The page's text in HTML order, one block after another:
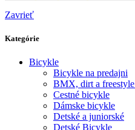
Zavrieť
Kategórie
Bicykle
Bicykle na predajni
BMX, dirt a
Cestné bicykle
Dámske bicykle
Detské a juniorské
Detské Bicykle